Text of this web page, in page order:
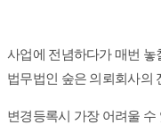
사업에 전념하다가 매번 놓
법무법인 숲은 의뢰회사의
변경등록시 가장 어려울 수